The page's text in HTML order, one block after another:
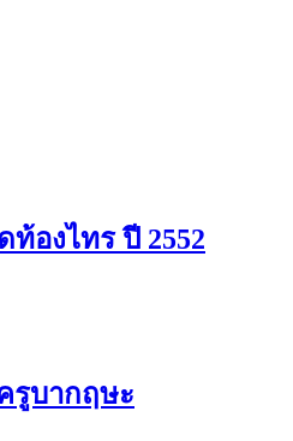
องไทร ปี 2552
รูบากฤษะ